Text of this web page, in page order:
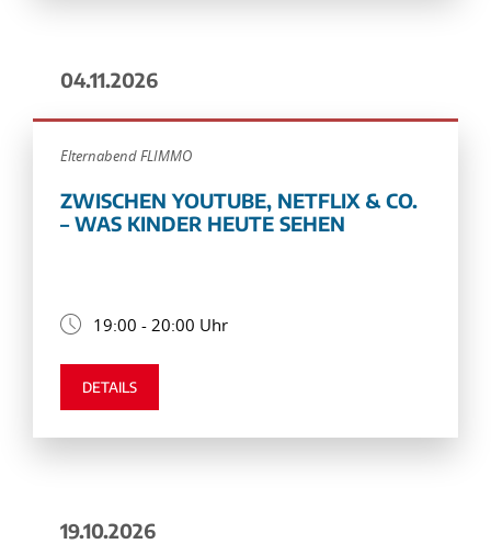
04.11.2026
Elternabend FLIMMO
ZWISCHEN YOUTUBE, NETFLIX & CO.
– WAS KINDER HEUTE SEHEN
19:00 - 20:00 Uhr
DETAILS
19.10.2026